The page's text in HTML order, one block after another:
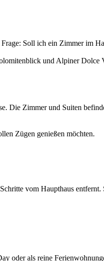
Soll ich ein Zimmer im
und Alpiner Dolce
Die Zimmer und Suiten
Zügen genießen möchten.
vom Haupthaus
oder als reine